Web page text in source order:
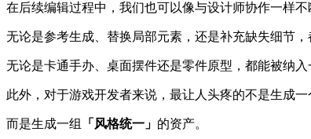
在后续编辑过程中，我们也可以像与设计师协作一样
无论是参考生成、替换局部元素，还是补充缺失细节
无论是卡通手办、桌面摆件还是零件原型，都能被纳
此外，对于游戏开发者来说，最让人头疼的不是生成一
而是生成一组 「风格统一」 的资产。